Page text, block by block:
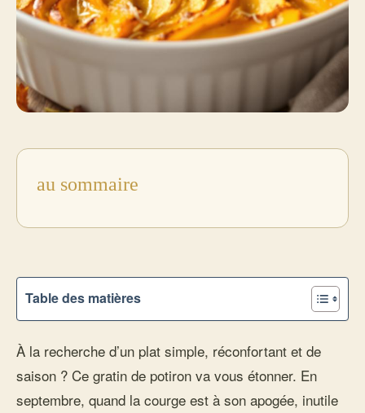
au sommaire
Table des matières
À la recherche d’un plat simple, réconfortant et de
saison ? Ce gratin de potiron va vous étonner. En
septembre, quand la courge est à son apogée, inutile